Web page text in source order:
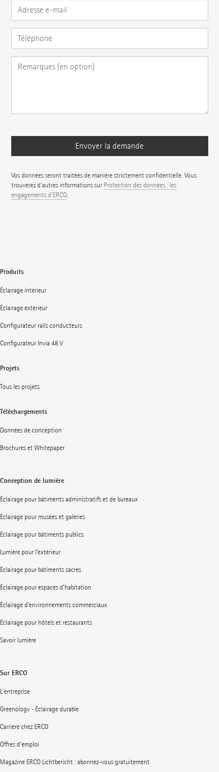
Vos données seront traitées de manière strictement confidentielle. Vous
trouverez d'autres informations sur Protection des données : les
engagements d'ERCO.
Produits
Éclairage intérieur
Éclairage extérieur
Configurateur rails conducteurs
Configurateur Invia 48 V
Projets
Tous les projets
Téléchargements
Données de conception
Brochures et Whitepaper
Conception de lumière
Éclairage pour bâtiments administratifs et de bureaux
Éclairage pour musées et galeries
Éclairage pour bâtiments publics
Lumière pour l’extérieur
Éclairage pour bâtiments sacrés
Éclairage pour espaces d’habitation
Éclairage d’environnements commerciaux
Éclairage pour hôtels et restaurants
Savoir lumière
Sur ERCO
L'entreprise
Greenology - Éclairage durable
Carrière chez ERCO
Offres d'emploi
Magazine ERCO Lichtbericht : abonnez-vous gratuitement